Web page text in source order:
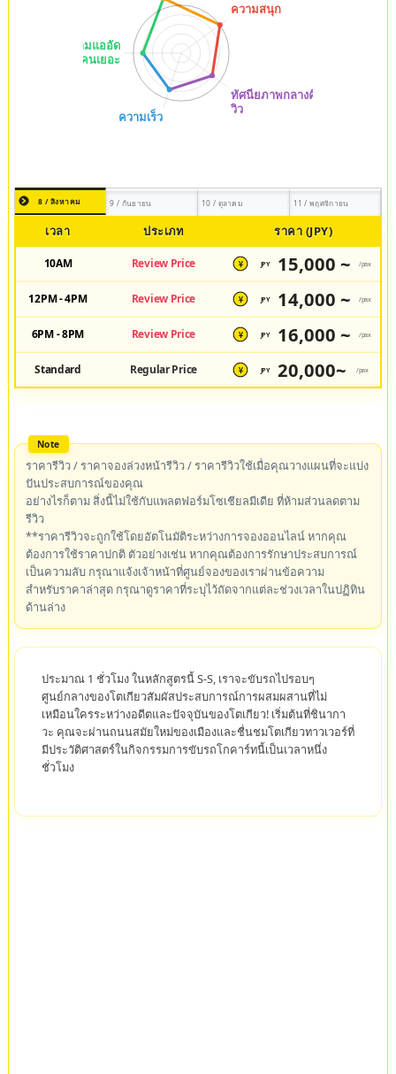
8 / สิงหาคม 9 / กันยายน 10 / ตุลาคม 11 / พฤศจิกายน
เวลา ประเภท ราคา (JPY)
10AM Review Price ¥ JPY 15,000 ~ /pax
12PM - 4PM Review Price ¥ JPY 14,000 ~ /pax
6PM - 8PM Review Price ¥ JPY 16,000 ~ /pax
Standard Regular Price ¥ JPY 20,000~ /pax
ราคารีวิว / ราคาจองล่วงหน้ารีวิว / ราคารีวิวใช้เมื่อคุณวางแผนที่จะแบ่ง
ปันประสบการณ์ของคุณ
อย่างไรก็ตาม สิ่งนี้ไม่ใช้กับแพลตฟอร์มโซเชียลมีเดีย ที่ห้ามส่วนลดตาม
รีวิว
**ราคารีวิวจะถูกใช้โดยอัตโนมัติระหว่างการจองออนไลน์ หากคุณ
ต้องการใช้ราคาปกติ ตัวอย่างเช่น หากคุณต้องการรักษาประสบการณ์
เป็นความลับ กรุณาแจ้งเจ้าหน้าที่ศูนย์จองของเราผ่านข้อความ
สำหรับราคาล่าสุด กรุณาดูราคาที่ระบุไว้ถัดจากแต่ละช่วงเวลาในปฏิทิน
ด้านล่าง
ประมาณ 1 ชั่วโมง ในหลักสูตรนี้ S-S, เราจะขับรถไปรอบๆ
ศูนย์กลางของโตเกียวสัมผัสประสบการณ์การผสมผสานที่ไม่
เหมือนใครระหว่างอดีตและปัจจุบันของโตเกียว! เริ่มต้นที่ชินากา
วะ คุณจะผ่านถนนสมัยใหม่ของเมืองและชื่นชมโตเกียวทาวเวอร์ที่
มีประวัติศาสตร์ในกิจกรรมการขับรถโกคาร์ทนี้เป็นเวลาหนึ่ง
ชั่วโมง